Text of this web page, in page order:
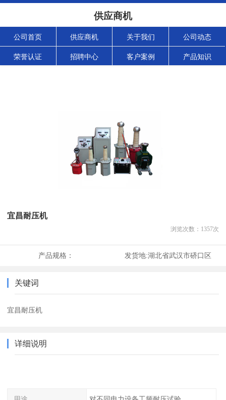
供应商机
公司首页 供应商机 关于我们 公司动态
荣誉认证 招聘中心 客户案例 产品知识
宜昌耐压机
浏览次数： 1357次
产品规格： 发货地:湖北省武汉市硚口区
关键词
宜昌耐压机
详细说明